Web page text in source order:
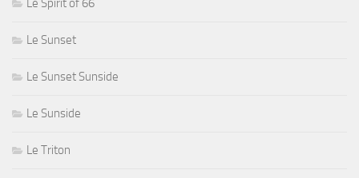
Le Spirit of 66
Le Sunset
Le Sunset Sunside
Le Sunside
Le Triton